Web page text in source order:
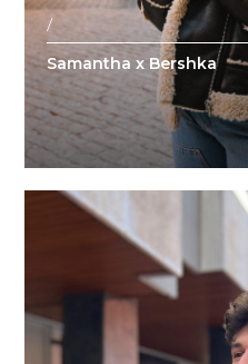
/
Samantha x Bershka